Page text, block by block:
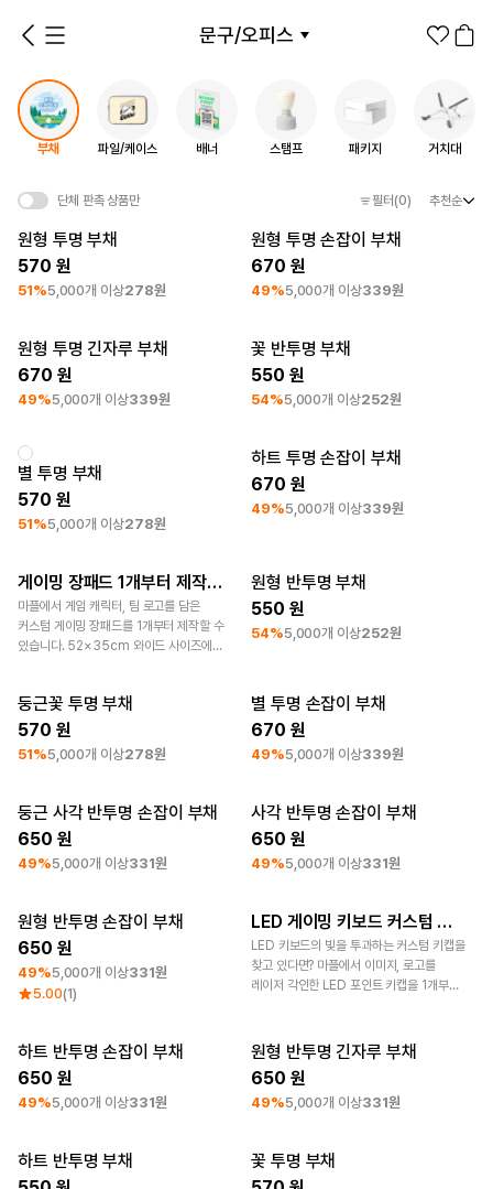
부채 파일/케이스 배너 스탬프 패키지 거치대
단체 판촉 상품만 필터 (0) 추천순
최소 주문수량 250개
원형 투명 부채
570
51%5,000개 이상278원
최소 주문수량 250개
원형 투명 손잡이 부채
670
49%5,000개 이상339원
최소 주문수량 250개
원형 투명 긴자루 부채
670
49%5,000개 이상339원
최소 주문수량 250개
꽃 반투명 부채
550
54%5,000개 이상252원
최소 주문수량 250개
별 투명 부채
570
51%5,000개 이상278원
최소 주문수량 250개
하트 투명 손잡이 부채
670
49%5,000개 이상339원
굿즈 제작 꿀팁 게이밍 장패드 1개부터 제작하는 방법
마플에서 게임 캐릭터, 팀 로고를 담은
커스텀 게이밍 장패드를 1개부터 제작할 수
있습니다. 52×35cm 와이드 사이즈에
영업일 4~5일 내 출고됩니다.
최소 주문수량 250개
원형 반투명 부채
550
54%5,000개 이상252원
최소 주문수량 250개
둥근꽃 투명 부채
570
51%5,000개 이상278원
최소 주문수량 250개
별 투명 손잡이 부채
670
49%5,000개 이상339원
최소 주문수량 250개
둥근 사각 반투명 손잡이 부채
650
49%5,000개 이상331원
최소 주문수량 250개
사각 반투명 손잡이 부채
650
49%5,000개 이상331원
최소 주문수량 250개
원형 반투명 손잡이 부채
650
49%5,000개 이상331원
5.00(1)
굿즈 제작 꿀팁 LED 게이밍 키보드 커스텀 키캡 제작
LED 키보드의 빛을 투과하는 커스텀 키캡을
찾고 있다면? 마플에서 이미지, 로고를
레이저 각인한 LED 포인트 키캡을 1개부터
각인 이미지를 통과해 빛나는 구조입니다.
1개 기준 4,500원이며, 평균 영업일
3~7일 내 출고됩니다.
최소 주문수량 250개
하트 반투명 손잡이 부채
650
49%5,000개 이상331원
최소 주문수량 250개
원형 반투명 긴자루 부채
650
49%5,000개 이상331원
최소 주문수량 250개
하트 반투명 부채
최소 주문수량 250개
꽃 투명 부채
문구/오피스
1분컷 무료 템플릿 기업/웰컴 키트 굿즈 제작 방법
패션잡화
팬굿즈
스티커
지류
문구/오피스
스마트폰
리빙
스포츠
키즈
액자
회원가입
1:1 문의
고객센터
3천원 ~ 1만원
1만원 ~
컬러 잉크
노트 커버
마우스패드 부채파일/케이스배너스탬프 사원증 홀더